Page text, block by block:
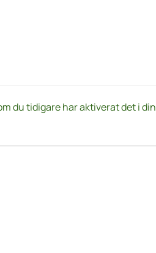
du tidigare har aktiverat det i din